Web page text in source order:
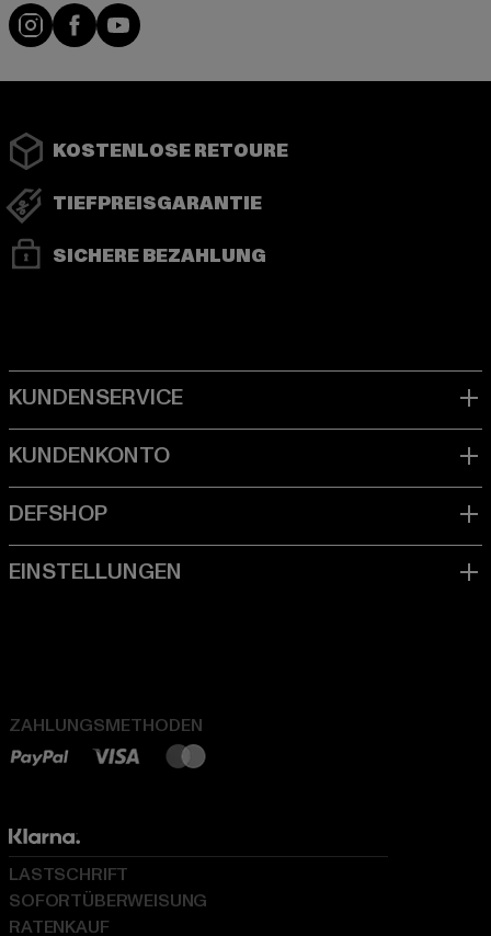
Instagram
FacebookYouTube
KOSTENLOSE RETOURE
TIEFPREISGARANTIE
SICHERE BEZAHLUNG
ZAHLUNGSMETHODEN
LASTSCHRIFT
SOFORTÜBERWEISUNG
RATENKAUF